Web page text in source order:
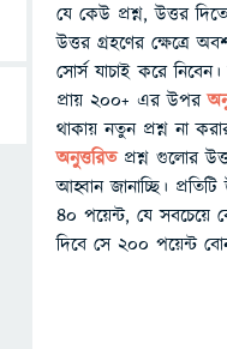
যে কেউ প্রশ্ন, উত্তর
উত্তর গ্রহণের ক্ষেত্রে
সোর্স যাচাই করে
প্রায় ২০০+ এর উপর
থাকায় নতুন প্রশ্ন না
অনুত্তরিত প্রশ্ন গুলোর
আহ্বান জানাচ্ছি।
৪০ পয়েন্ট, যে সবচেয়ে
দিবে সে ২০০ পয়েন্ট